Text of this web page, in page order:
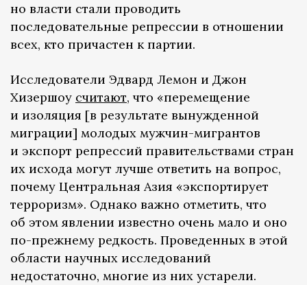
но власти стали проводить
последовательные репрессии в отношении
всех, кто причастен к партии.
Исследователи Эдвард Лемон и Джон
Хизершоу считают, что «перемещение
и изоляция [в результате вынужденной
миграции] молодых мужчин-мигрантов
и экспорт репрессий правительствами стран
их исхода могут лучше ответить на вопрос,
почему Центральная Азия «экспортирует
терроризм». Однако важно отметить, что
об этом явлении известно очень мало и оно
по-прежнему редкость. Проведенных в этой
области научных исследований
недостаточно, многие из них устарели.